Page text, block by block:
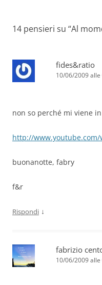
14 pensieri su “Al
fides&ratio
10/06/2009 alle
non so perché mi viene
http://www.youtube.com/
buonanotte, fabry
f&r
Rispondi ↓
fabrizio
10/06/2009 alle